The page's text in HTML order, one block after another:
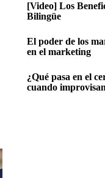
[Video] Los
Bilingüe
El poder de los
en el marketing
¿Qué pasa en el
cuando